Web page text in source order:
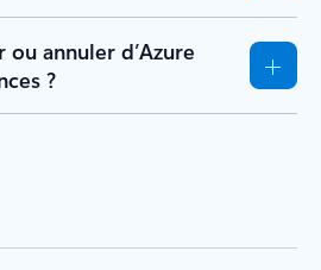
annuler d’Azure
?